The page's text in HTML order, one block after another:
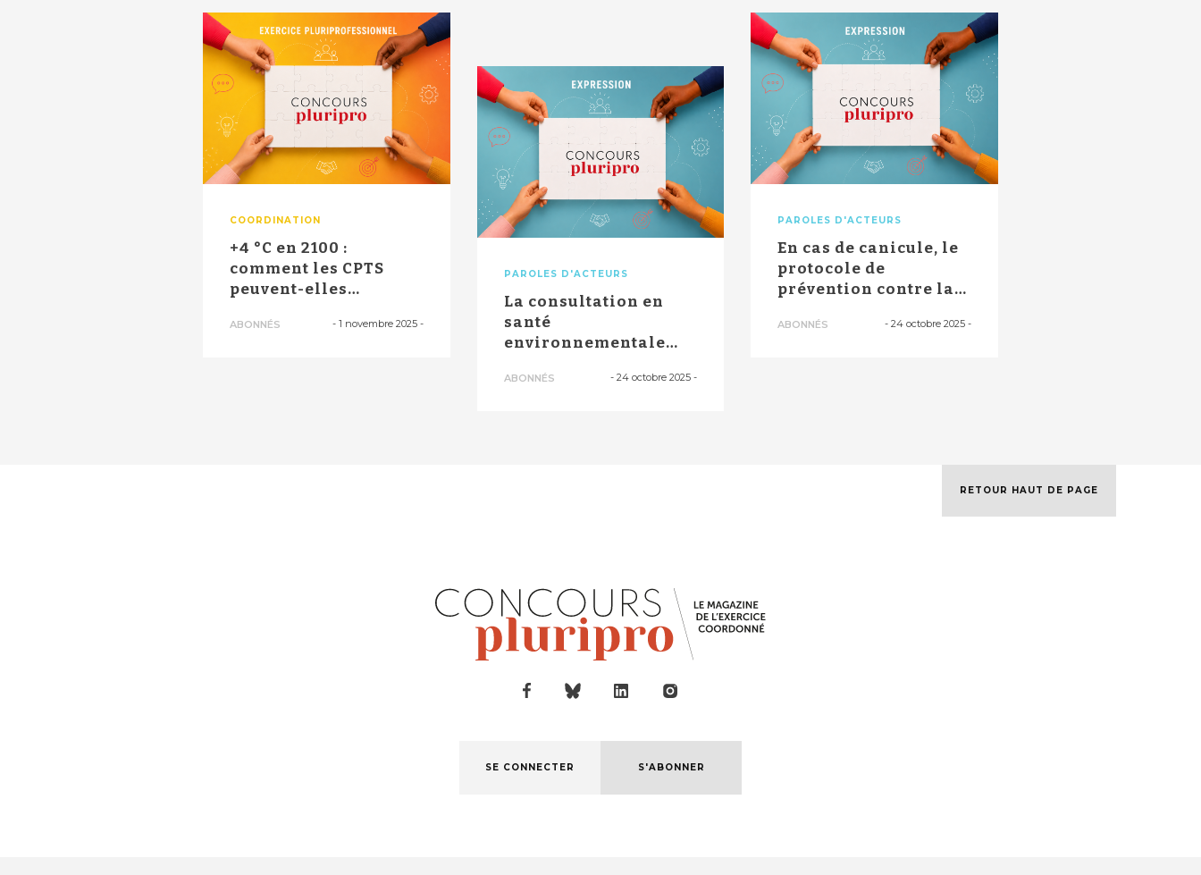
COORDINATION
+4 °C en 2100 :
comment les CPTS
peuvent-elles
(collectivemen...
ABONNÉS - 1 novembre 2025-
PAROLES D'ACTEURS
La consultation en
santé
environnementale
changement...
ABONNÉS -24 octobre 2025 -
PAROLES D'ACTEURS
En cas de canicule, le
protocole de
prévention contre la
ABONNÉS - 24 octobre 2025 -
RETOUR HAUT DE PAGE
SE CONNECTER S'ABONNER